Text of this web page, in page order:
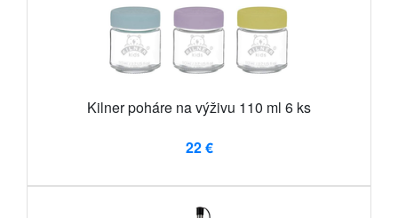
Kilner poháre na výživu 110 ml 6 ks
22 €